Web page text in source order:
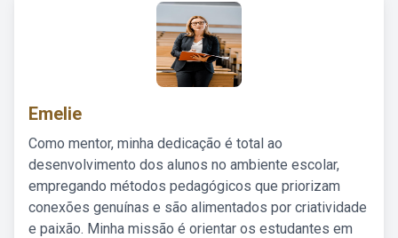
Emelie
Como mentor, minha dedicação é total ao
desenvolvimento dos alunos no ambiente escolar,
empregando métodos pedagógicos que priorizam
conexões genuínas e são alimentados por criatividade
e paixão. Minha missão é orientar os estudantes em